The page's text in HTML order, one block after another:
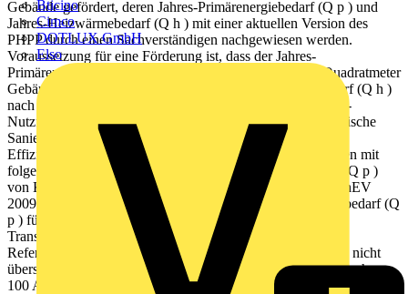
Bticino
Cimco
DOTLUX GmbH
Elso
Gebäude gefördert, deren Jahres-Primärenergiebedarf (Q p ) und
Jahres-Heizwärmebedarf (Q h ) mit einer aktuellen Version des
PHPP durch einen Sachverständigen nachgewiesen werden.
Voraussetzung für eine Förderung ist, dass der Jahres-
Primärenergiebedarf (Q p ) nicht mehr als 40 kWh pro Quadratmeter
Gebäudenutzfläche (A N ) und der Jahres-Heizwärmebedarf (Q h )
nach PHPP nicht mehr als 25 kWh pro Quadratmeter Netto-
Nutzfläche (berechnet nach DIN 277) betragen. C. Energetische
Sanierung zum KfW-Effizienzhaus 85 Analog dem KfW-
Effizienzhaus 55 gelten hier die gleichen Förderbedingungen mit
folgenden Abweichungen: Der Jahresprimärenergiebedarf (Q p )
von KfW-Effizienzhäusern 85 darf 85 Prozent des in der EnEV
2009 genannten Höchstwertes für den Jahresprimärenergiebedarf (Q
p ) für Neubauten nicht übersteigen. Außerdem darf der
Transmissionswärmeverlust den errechneten Wert für das
Referenzgebäude nach Anlage 2, Tabelle 1 der EnEV 2009 nicht
überschreiten. D. Energetische Sanierung zum KfW-Effizienzhaus
100 Analog dem KfW-Effizienzhaus 55 gelten hier die gleichen